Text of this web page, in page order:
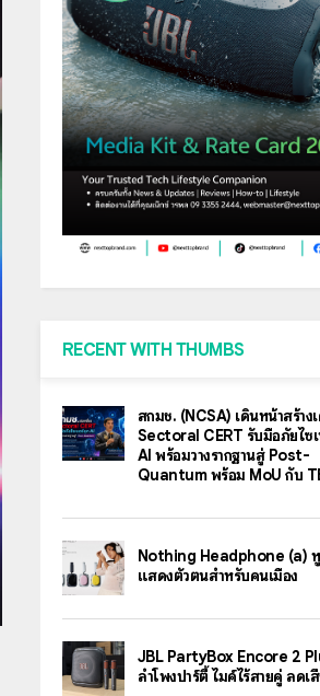
RECENT WITH THUMBS
สกมช. (NCSA) เดินหน้าสร้าง
Sectoral CERT รับมือภัยไซ
AI พร้อมวางรากฐานสู่ Post-
Quantum พร้อม MoU กับ
Nothing Headphone (a)
แสดงตัวตนสำหรับคนเมือง
JBL PartyBox Encore 2
ลำโพงปาร์ตี้ ไมค์ไร้สายคู่ ลดเ